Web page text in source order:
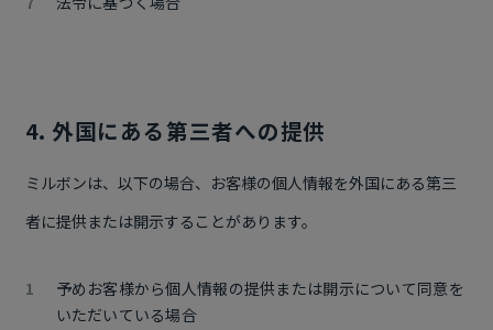
4. 外国にある第三者への提供
ミルボンは、以下の場合、お客様の個人情報を外国にある第三
者に提供または開示することがあります。
予めお客様から個人情報の提供または開示について同意を
いただいている場合